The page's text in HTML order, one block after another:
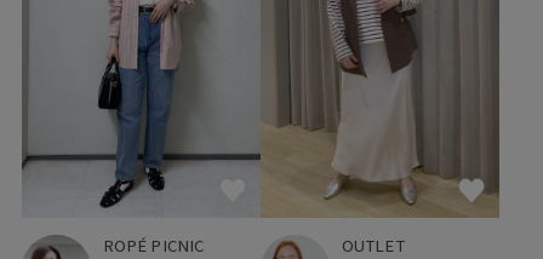
ROPÉ PICNIC
OUTLET